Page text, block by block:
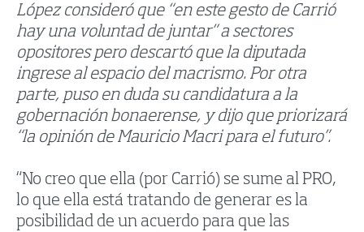
López consideró que “en este gesto de Carrió
hay una voluntad de juntar” a sectores
opositores pero descartó que la diputada
ingrese al espacio del macrismo. Por otra
parte, puso en duda su candidatura a la
gobernación bonaerense, y dijo que priorizará
“la opinión de Mauricio Macri para el futuro”.
“No creo que ella (por Carrió) se sume al PRO,
lo que ella está tratando de generar es la
posibilidad de un acuerdo para que las